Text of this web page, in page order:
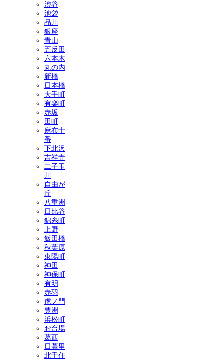
渋谷
池袋
品川
銀座
青山
五反田
六本木
丸の内
新橋
日本橋
大手町
有楽町
赤坂
田町
麻布十
番
下北沢
吉祥寺
二子玉
川
自由が
丘
八重洲
日比谷
錦糸町
上野
飯田橋
秋葉原
東陽町
神田
神保町
有明
赤羽
虎ノ門
豊洲
浜松町
お台場
葛西
日暮里
北千住